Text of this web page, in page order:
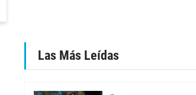
Las Más Leídas